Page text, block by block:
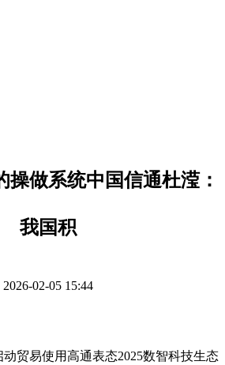
操做系统中国信通杜滢：
我国积
2026-02-05 15:44
贸易使用高通表态2025数智科技生态